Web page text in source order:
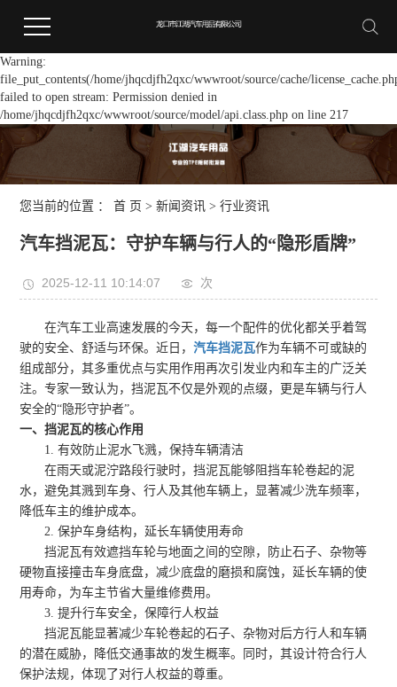
Warning:
file_put_contents(/home/jhqcdjfh2qxc/wwwroot/source/cache/
failed to open stream: Permission denied in
/home/jhqcdjfh2qxc/wwwroot/source/model/api.class.php on line 217
您当前的位置 ：首 页 >新闻资讯 >行业资讯
汽车挡泥瓦：守护车辆与行人的“隐形盾牌”
2025-12-11 10:14:07 次
在汽车工业高速发展的今天，每一个配件的优化都关乎着驾
驶的安全、舒适与环保。近日，汽车挡泥瓦作为车辆不可或缺的
组成部分，其多重优点与实用作用再次引发业内和车主的广泛关
注。专家一致认为，挡泥瓦不仅是外观的点缀，更是车辆与行人
安全的“隐形守护者”。
一、挡泥瓦的核心作用
1. 有效防止泥水飞溅，保持车辆清洁
在雨天或泥泞路段行驶时，挡泥瓦能够阻挡车轮卷起的泥
水，避免其溅到车身、行人及其他车辆上，显著减少洗车频率，
降低车主的维护成本。
2. 保护车身结构，延长车辆使用寿命
挡泥瓦有效遮挡车轮与地面之间的空隙，防止石子、杂物等
硬物直接撞击车身底盘，减少底盘的磨损和腐蚀，延长车辆的使
用寿命，为车主节省大量维修费用。
3. 提升行车安全，保障行人权益
挡泥瓦能显著减少车轮卷起的石子、杂物对后方行人和车辆
的潜在威胁，降低交通事故的发生概率。同时，其设计符合行人
保护法规，体现了对行人权益的尊重。